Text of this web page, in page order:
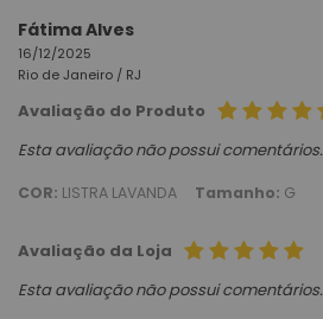
Fátima Alves
16/12/2025
Rio de Janeiro / RJ
Avaliação do Produto
Esta avaliação não possui comentários.
COR: LISTRA LAVANDA Tamanho: G
Avaliação da Loja
Esta avaliação não possui comentários.